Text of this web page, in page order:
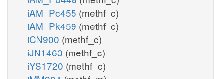
iAM_Pc455 (methf_c)
iAM_Pk459 (methf_c)
iCN900 (methf_c)
iJN1463 (methf_c)
iYS1720 (methf_c)